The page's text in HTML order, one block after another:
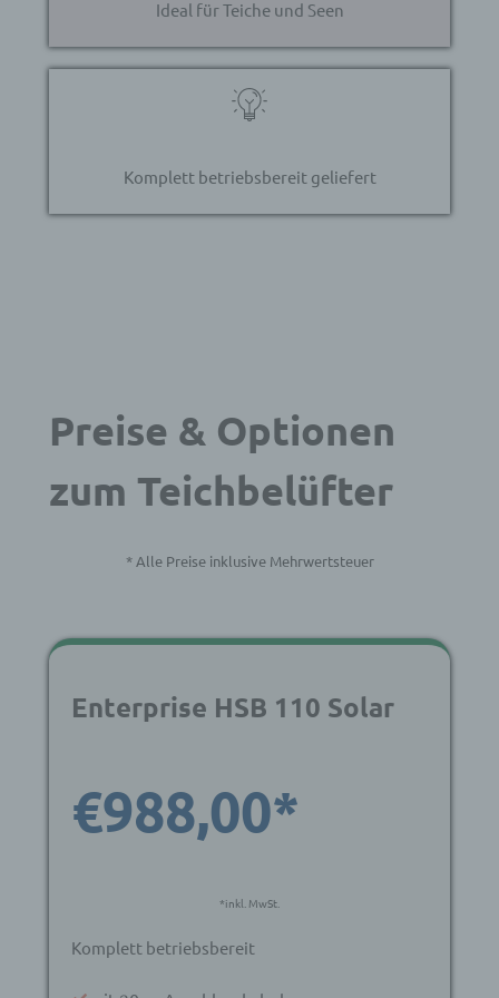
Ideal für Teiche und Seen
Komplett betriebsbereit geliefert
Preise & Optionen
zum Teichbelüfter
* Alle Preise inklusive Mehrwertsteuer
Enterprise HSB 110 Solar
€988,00*
*inkl. MwSt.
Komplett betriebsbereit